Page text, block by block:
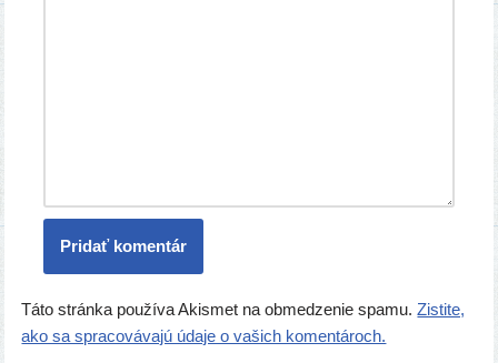
Táto stránka používa Akismet na obmedzenie spamu.Zistite,
ako sa spracovávajú údaje o vašich komentároch.